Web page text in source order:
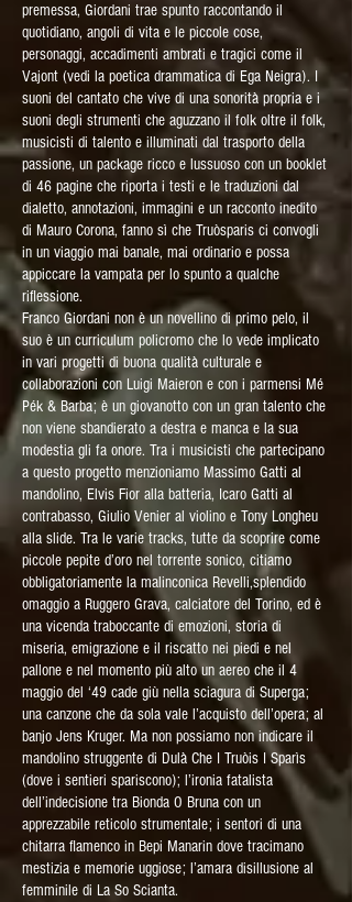
premessa, Giordani trae spunto raccontando il
quotidiano, angoli di vita e le piccole cose,
personaggi, accadimenti ambrati e tragici come il
Vajont (vedi la poetica drammatica di Ega Neigra). I
suoni del cantato che vive di una sonorità propria e i
suoni degli strumenti che aguzzano il folk oltre il folk,
musicisti di talento e illuminati dal trasporto della
passione, un package ricco e lussuoso con un booklet
di 46 pagine che riporta i testi e le traduzioni dal
dialetto, annotazioni, immagini e un racconto inedito
di Mauro Corona, fanno sì che Truòsparis ci convogli
in un viaggio mai banale, mai ordinario e possa
appiccare la vampata per lo spunto a qualche
riflessione.
Franco Giordani non è un novellino di primo pelo, il
suo è un curriculum policromo che lo vede implicato
in vari progetti di buona qualità culturale e
collaborazioni con Luigi Maieron e con i parmensi Mé
Pék & Barba; è un giovanotto con un gran talento che
non viene sbandierato a destra e manca e la sua
modestia gli fa onore. Tra i musicisti che partecipano
a questo progetto menzioniamo Massimo Gatti al
mandolino, Elvis Fior alla batteria, Icaro Gatti al
contrabasso, Giulio Venier al violino e Tony Longheu
alla slide. Tra le varie tracks, tutte da scoprire come
piccole pepite d’oro nel torrente sonico, citiamo
obbligatoriamente la malinconica Revelli,splendido
omaggio a Ruggero Grava, calciatore del Torino, ed è
una vicenda traboccante di emozioni, storia di
miseria, emigrazione e il riscatto nei piedi e nel
pallone e nel momento più alto un aereo che il 4
maggio del ‘49 cade giù nella sciagura di Superga;
una canzone che da sola vale l’acquisto dell’opera; al
banjo Jens Kruger. Ma non possiamo non indicare il
mandolino struggente di Dulà Che I Truòis I Sparìs
(dove i sentieri spariscono); l’ironia fatalista
dell’indecisione tra Bionda O Bruna con un
apprezzabile reticolo strumentale; i sentori di una
chitarra flamenco in Bepi Manarin dove tracimano
mestizia e memorie uggiose; l’amara disillusione al
femminile di La So Scianta.